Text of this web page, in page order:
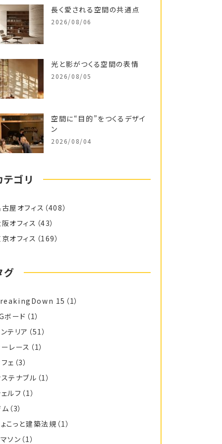
長く愛される空間の共通点
2026/08/06
光と影がつくる空間の表情
2026/08/05
空間に“目的”をつくるデザイ
ン
2026/08/04
テゴリ
屋オフィス （408）
オフィス （43）
オフィス （169）
グ
15 （1）
ボード （1）
テリア （51）
レース （1）
ェ （3）
テナブル （1）
ルフ （1）
（3）
こっと建築法規 （1）
ソン （1）